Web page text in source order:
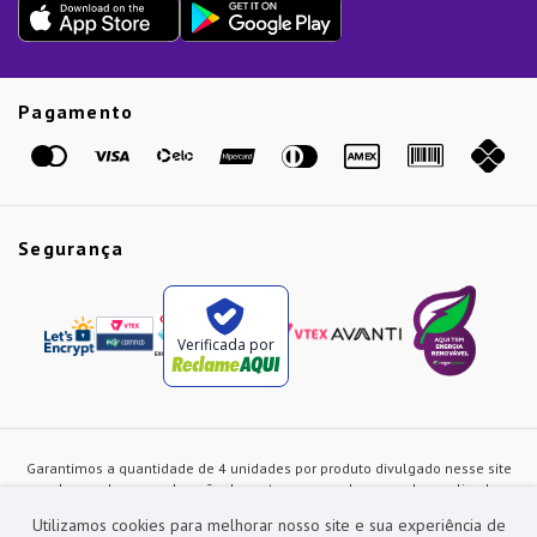
Utilizamos cookies para melhorar nosso site e sua experiência de
Presente de Natal
Pagamento
Segurança
Verificada por
Garantimos a quantidade de 4 unidades por produto divulgado nesse site
ou de acordo com a duração dos estoques, sendo as vendas realizadas
alterados a qualquer instante sem prévia comunicação e são exclusivos